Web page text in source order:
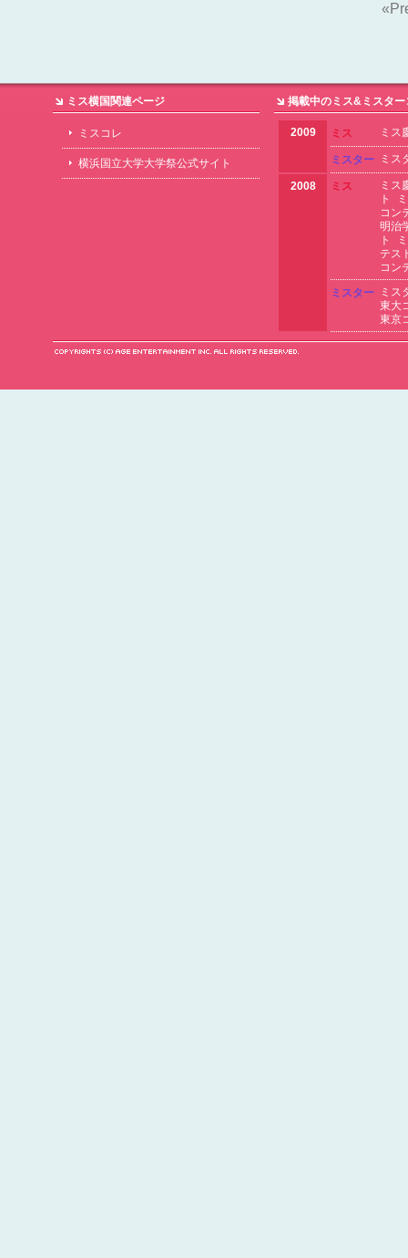
ミス横国関連ページ
ミスコレ
横浜国立大学大学祭公式サイト
掲載中のミス&ミスター
2009 ミス ミス
ミスター ミス
2008 ミス
ミス
ト
コン
明治
ト
テス
コン
ミスター
ミス
東大
東京